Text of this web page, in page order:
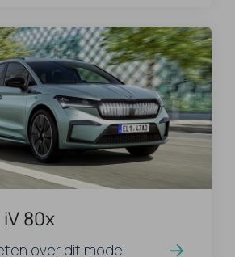
80x
over dit model